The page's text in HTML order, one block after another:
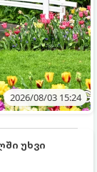
2026/08/03 15:24
უხვი